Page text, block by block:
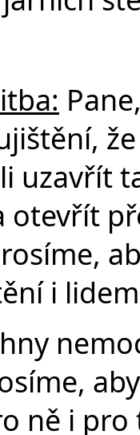
uzavřít
otevřít
i
ně i pro